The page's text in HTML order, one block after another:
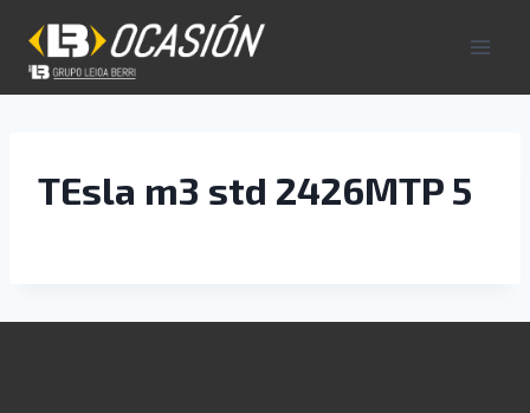
contenido
TEsla m3 std 2426MTP 5